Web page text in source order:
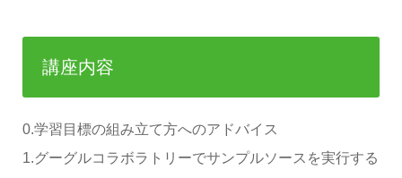
講座内容
0.学習目標の組み立て方へのアドバイス
1.グーグルコラボラトリーでサンプルソースを実行する